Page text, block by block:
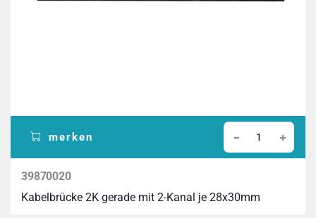
merken
39870020
Kabelbrücke 2K gerade mit 2-Kanal je 28x30mm